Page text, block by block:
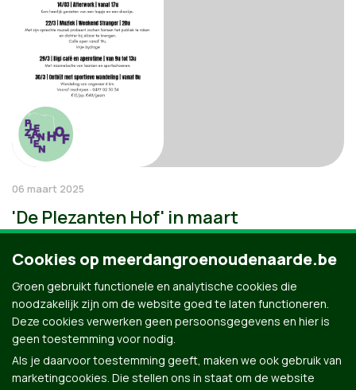
06 maart 2025
'De Plezanten Hof' in maart
Cookies op meerdangroenoudenaarde.be
Groen gebruikt functionele en analytische cookies die
noodzakelijk zijn om de website goed te laten functioneren.
Deze cookies verwerken geen persoonsgegevens en hier is
geen toestemming voor nodig.
Als je daarvoor toestemming geeft, maken we ook gebruik van
marketingcookies. Die stellen ons in staat om de website